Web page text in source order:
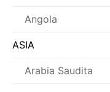
Angola
ASIA
Arabia Saudita